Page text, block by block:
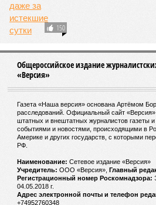
150
Общероссийское издание
«Версия»
Газета «Наша версия» основана Артёмом
расследований. Официальный сайт
штатных и внештатных журналистов газеты и
событиями и новостями, происходящими в
Америке и других государств, с которыми
РФ.
Наименование: Cетевое издание «Версия»
Учредитель: ООО «Версия», Главный
Регистрационный номер Роскомнадзора:
04.05.2018 г.
Адрес электронной почты и телефон
+74952760348